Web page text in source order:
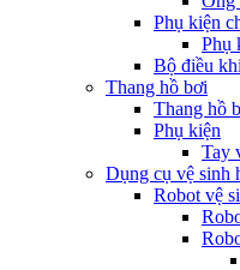
Phụ kiện
Phụ
Bộ điều
Thang hồ bơi
Thang hồ
Phụ kiện
Tay
Dụng cụ vệ sinh
Robot vệ